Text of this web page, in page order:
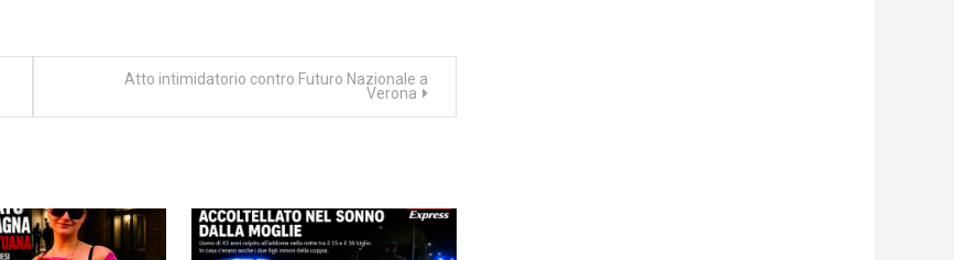
Atto intimidatorio contro Futuro Nazionale a
Verona